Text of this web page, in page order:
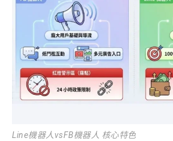
Line機器人vsFB機器人 核心特色